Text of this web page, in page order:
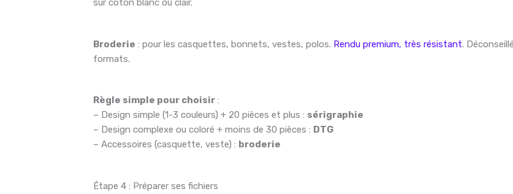
sur coton blanc ou clair.
Broderie : pour les casquettes, bonnets, vestes, polos. Rendu premium, très résistant.
formats.
Règle simple pour choisir :
– Design simple (1-3 couleurs) + 20 pièces et plus : sérigraphie
– Design complexe ou coloré + moins de 30 pièces : DTG
– Accessoires (casquette, veste) : broderie
Étape 4 : Préparer ses fichiers